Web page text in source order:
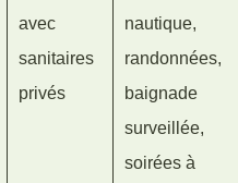
avec
sanitaires
privés
nautique,
randonnées,
baignade
surveillée,
soirées à